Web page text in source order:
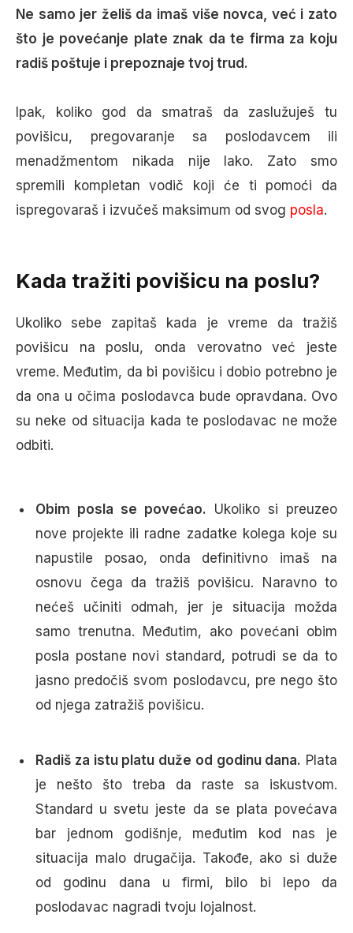
Ne samo jer želiš da imaš više novca, već i zato
što je povećanje plate znak da te firma za koju
radiš poštuje i prepoznaje tvoj trud.
Ipak, koliko god da smatraš da zaslužuješ tu
povišicu, pregovaranje sa poslodavcem ili
menadžmentom nikada nije lako. Zato smo
spremili kompletan vodič koji će ti pomoći da
ispregovaraš i izvučeš maksimum od svog posla.
Kada tražiti povišicu na poslu?
Ukoliko sebe zapitaš kada je vreme da tražiš
povišicu na poslu, onda verovatno već jeste
vreme. Međutim, da bi povišicu i dobio potrebno je
da ona u očima poslodavca bude opravdana. Ovo
su neke od situacija kada te poslodavac ne može
odbiti.
Obim posla se povećao. Ukoliko si preuzeo
nove projekte ili radne zadatke kolega koje su
napustile posao, onda definitivno imaš na
osnovu čega da tražiš povišicu. Naravno to
nećeš učiniti odmah, jer je situacija možda
samo trenutna. Međutim, ako povećani obim
posla postane novi standard, potrudi se da to
jasno predočiš svom poslodavcu, pre nego što
od njega zatražiš povišicu.
Radiš za istu platu duže od godinu dana. Plata
je nešto što treba da raste sa iskustvom.
Standard u svetu jeste da se plata povećava
bar jednom godišnje, međutim kod nas je
situacija malo drugačija. Takođe, ako si duže
od godinu dana u firmi, bilo bi lepo da
poslodavac nagradi tvoju lojalnost.